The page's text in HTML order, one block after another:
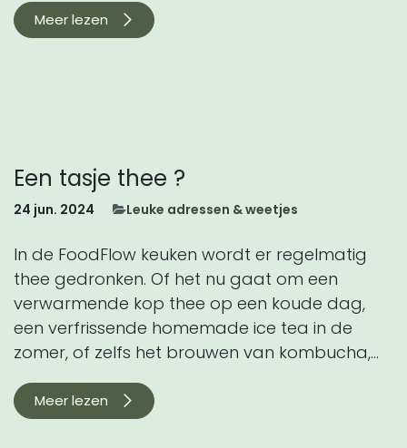
Meer lezen
Een tasje thee ?
24 jun. 2024 ​Leuke adressen & weetjes
In de FoodFlow keuken wordt er regelmatig
thee gedronken. Of het nu gaat om een
verwarmende kop thee op een koude dag,
een verfrissende homemade ice tea in de
zomer, of zelfs het brouwen van kombucha,...
Meer lezen